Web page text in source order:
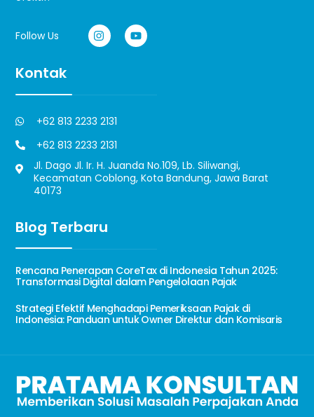
Follow Us
Kontak
+62 813 2233 2131
+62 813 2233 2131
Jl. Dago Jl. Ir. H. Juanda No.109, Lb. Siliwangi,
Kecamatan Coblong, Kota Bandung, Jawa Barat
40173
Blog Terbaru
Rencana Penerapan CoreTax di Indonesia Tahun 2025:
Transformasi Digital dalam Pengelolaan Pajak
Strategi Efektif Menghadapi Pemeriksaan Pajak di
Indonesia: Panduan untuk Owner Direktur dan Komisaris